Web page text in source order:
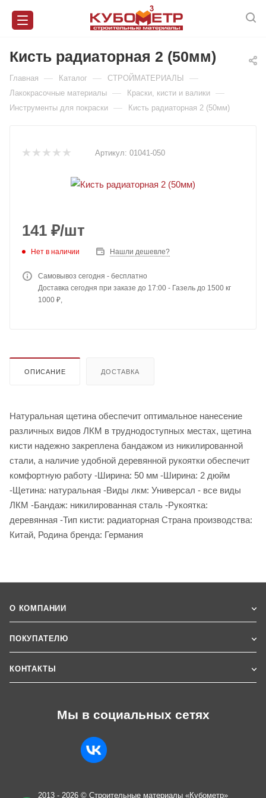
Кисть радиаторная 2 (50мм)
Главная — Каталог — СТРОЙМАТЕРИАЛЫ —
Лакокрасочные материалы — Краски, кисти и валики —
Инструменты для покраски — Кисть радиаторная 2 (50мм)
Артикул: 01041-050
141 ₽/шт
Нет в наличии Нашли дешевле?
Самовывоз сегодня - бесплатно
Доставка сегодня при заказе до 17:00 - Газель до 1500 кг
1000 ₽,
ОПИСАНИЕ ДОСТАВКА
Натуральная щетина обеспечит оптимальное нанесение
различных видов ЛКМ в труднодоступных местах, щетина
кисти надежно закреплена бандажом из никилированной
стали, а наличие удобной деревянной рукоятки обеспечит
комфортную работу -Ширина: 50 мм -Ширина: 2 дюйм
-Щетина: натуральная -Виды лкм: Универсал - все виды
ЛКМ -Бандаж: никилированная сталь -Рукоятка:
деревянная -Тип кисти: радиаторная Страна производства:
Китай, Родина бренда: Германия
О КОМПАНИИ
ПОКУПАТЕЛЮ
КОНТАКТЫ
Мы в социальных сетях
2013 - 2026 © Строительные материалы «Кубометр»